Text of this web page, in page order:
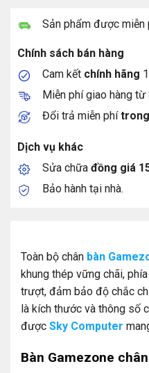
Sản phẩm được miễn
Chính sách bán hàng
Cam kết chính hãng
Miễn phí giao hàng từ
Đổi trả miễn phí
Dịch vụ khác
Sửa chữa đồng giá
Bảo hành tại nhà.
Toàn bộ chân bàn
khung thép vững chãi,
trượt, đảm bảo độ chắc
là kích thước và thông số
được Sky Computer
Bàn Gamezone